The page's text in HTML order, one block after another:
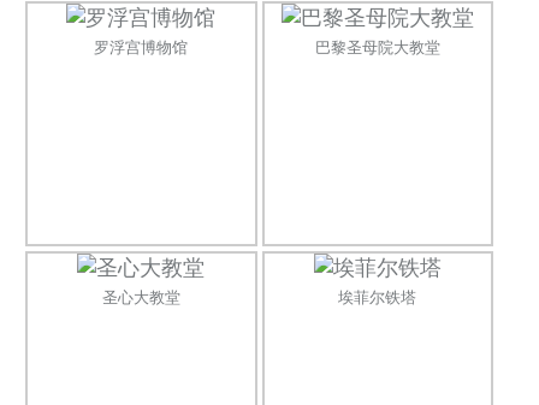
罗浮宫博物馆 巴黎圣母院大教堂
圣心大教堂 埃菲尔铁塔